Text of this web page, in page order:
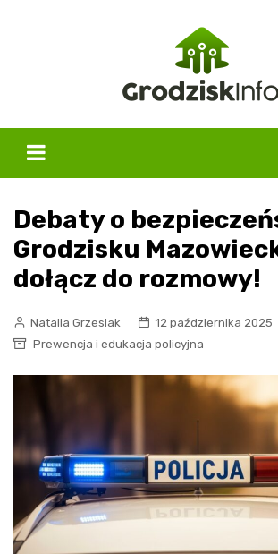
Debaty o
Grodzisku
dołącz do rozmowy!
Natalia Grzesiak
12 października 2025
Prewencja i edukacja policyjna